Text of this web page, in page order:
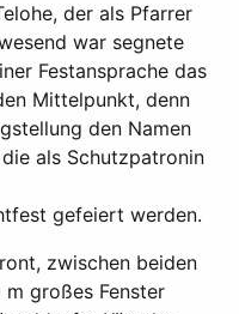
der als Pfarrer
war segnete
Festansprache das
Mittelpunkt, denn
den Namen
als Schutzpatronin
gefeiert werden.
zwischen beiden
großes Fenster